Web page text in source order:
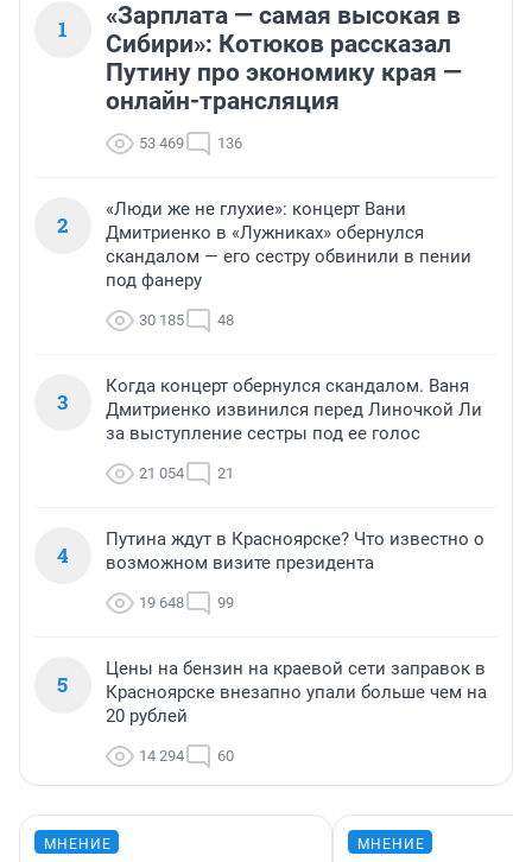
1
«Зарплата — самая высокая в
Сибири»: Котюков рассказал
Путину про экономику края —
онлайн-трансляция
53 469 136
2
«Люди же не глухие»: концерт Вани
Дмитриенко в «Лужниках» обернулся
скандалом — его сестру обвинили в пении
под фанеру
30 185 48
3
Когда концерт обернулся скандалом. Ваня
Дмитриенко извинился перед Линочкой Ли
за выступление сестры под ее голос
21 054 21
4
Путина ждут в Красноярске? Что известно о
возможном визите президента
19 648 99
5
Цены на бензин на краевой сети заправок в
Красноярске внезапно упали больше чем на
20 рублей
14 294 60
МНЕНИЕ МНЕНИЕ